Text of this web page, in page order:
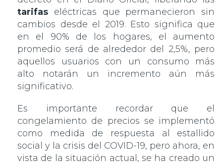
tarifas eléctricas que permanecieron sin
cambios desde el 2019. Esto significa que
en el 90% de los hogares, el aumento
promedio será de alrededor del 2,5%, pero
aquellos usuarios con un consumo más
alto notarán un incremento aún más
significativo.
Es importante recordar que el
congelamiento de precios se implementó
como medida de respuesta al estallido
social y la crisis del COVID-19, pero ahora, en
vista de la situación actual, se ha creado un